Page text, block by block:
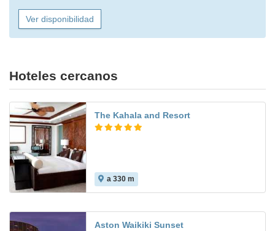
Ver disponibilidad
Hoteles cercanos
The Kahala and Resort
a 330 m
Aston Waikiki Sunset